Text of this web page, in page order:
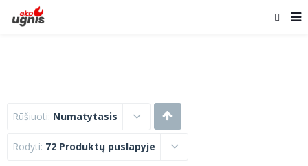
Rūšiuoti: Numatytasis
Rodyti: 72 Produktų puslapyje